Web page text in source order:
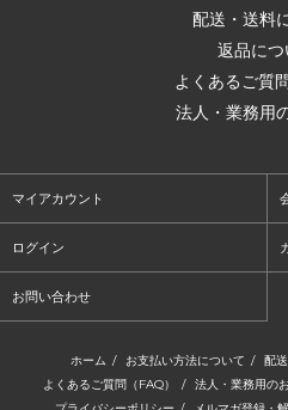
配送・送料
返品につ
よくあるご質
法人・業務用
マイアカウント
ログイン
お問い合わせ
ホーム / お支払い方法について / 配
よくあるご質問（FAQ）
/ 法人・業務用の